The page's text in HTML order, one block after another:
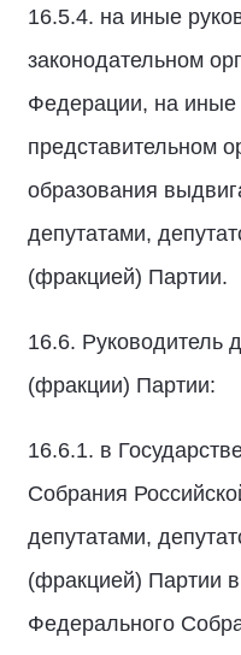
16.5.4. на иные
законодательном
Федерации, на иные
представительном
образования
депутатами,
(фракцией) Партии.
16.6. Руководитель
(фракции) Партии:
16.6.1. в
Собрания
депутатами,
(фракцией) Партии
Федерального